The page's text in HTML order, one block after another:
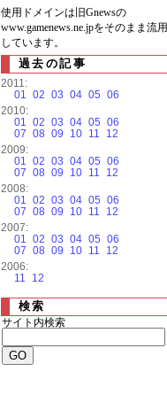
使用ドメインは旧Gnewsの
www.gamenews.ne.jpをそのまま流用
しています。
過去の記事
2011:
01 02 03 04 05 06
2010:
01 02 03 04 05 06
07 08 09 10 11
12
2009:
01 02 03 04 05 06
07 08 09 10 11
12
2008:
01 02 03 04 05 06
07 08 09 10 11
12
2007:
01 02 03 04 05 06
07 08 09 10 11
12
2006:
11
12
検索
サイト内検索